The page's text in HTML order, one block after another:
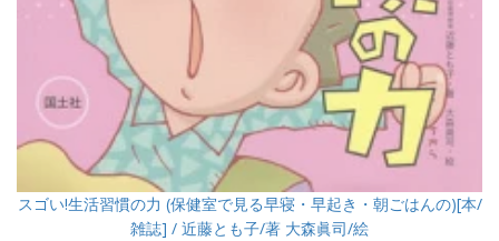
スゴい!生活習慣の力 (保健室で見る早寝・早起き・朝ごはんの)[本/
雑誌] / 近藤とも子/著 大森眞司/絵